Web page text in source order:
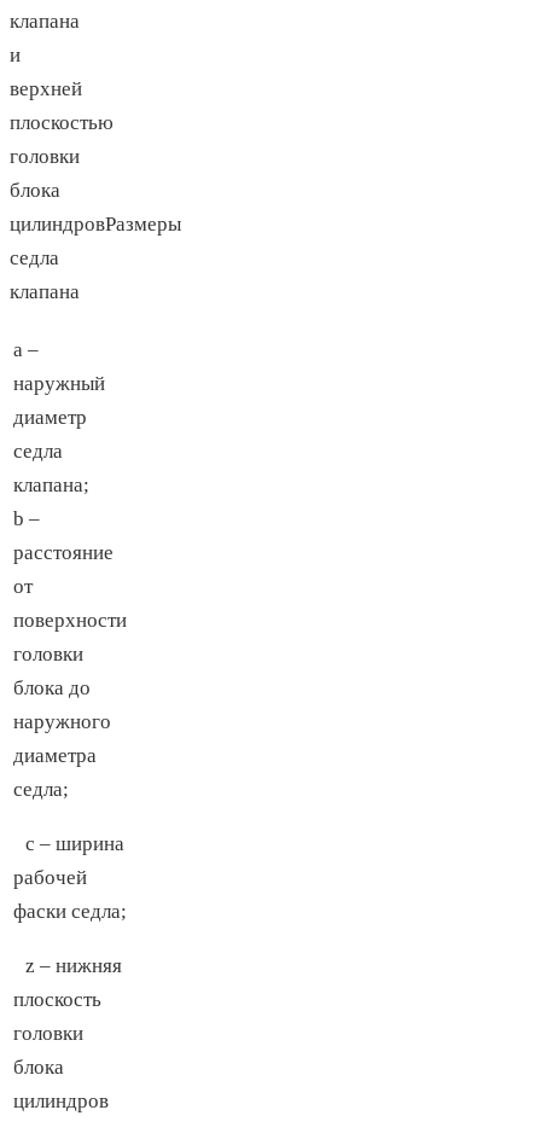
клапана
и
верхней
плоскостью
головки
блока
цилиндровРазмеры
седла
клапана
а –
наружный
диаметр
седла
клапана;
b –
расстояние
от
поверхности
головки
блока до
наружного
диаметра
седла;
с – ширина
рабочей
фаски седла;
z – нижняя
плоскость
головки
блока
цилиндров